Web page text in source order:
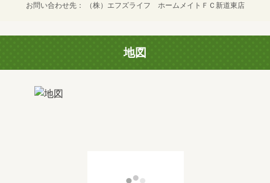
お問い合わせ先 （株）エフズライフ ホームメイトＦＣ新道東店
地図